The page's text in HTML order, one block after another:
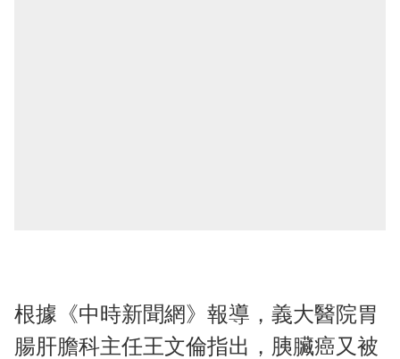
根據《中時新聞網》報導，義大醫院胃
腸肝膽科主任王文倫指出，胰臟癌又被